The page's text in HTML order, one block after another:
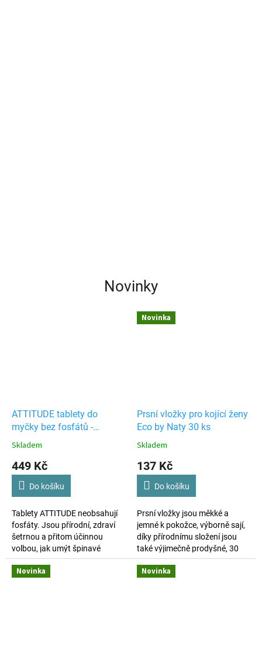
Novinky
ATTITUDE tablety do
myčky bez fosfátů -
ekonomické balení 70ks
Skladem
449 Kč
Do košíku
Tablety ATTITUDE neobsahují
fosfáty. Jsou přírodní, zdraví
šetrnou a přitom účinnou
volbou, jak umýt špinavé
nádobí v myčce.
Novinka
Prsní vložky pro kojící ženy
Eco by Naty 30 ks
Skladem
137 Kč
Do košíku
Prsní vložky jsou měkké a
jemné k pokožce, výborně sají,
díky přírodnímu složení jsou
také výjimečně prodyšné, 30
ks.
Novinka Novinka